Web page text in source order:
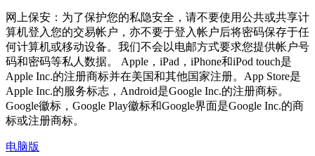
网上保安：为了保护您的私隐安全，请不要使用公共或共享计
算机登入您的交易帐户，亦不要于登入帐户后将密码保存于任
何计算机或移动设备。我们不会以电邮方式要求您提供帐户号
码和密码等私人数据。 Apple，iPad，iPhone和iPod touch是
Apple Inc.的注册商标并在美国和其他国家注册。App Store是
Apple Inc.的服务标志，Android是Google Inc.的注册商标。
Google徽标，Google Play徽标和Google界面是Google Inc.的商
标或注册商标。
电脑版